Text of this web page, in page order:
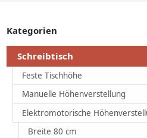
Kategorien
Schreibtisch
Feste Tischhöhe
Manuelle Höhenverstellung
Elektromotorische
Breite 80 cm